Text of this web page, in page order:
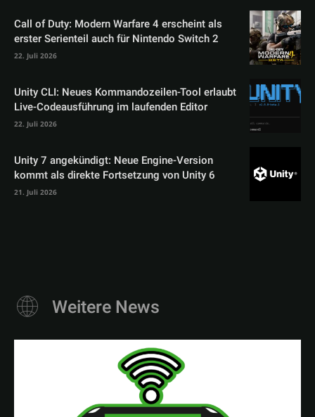
Call of Duty: Modern Warfare 4 erscheint als
erster Serienteil auch für Nintendo Switch 2
22. Juli 2026
Unity CLI: Neues Kommandozeilen-Tool erlaubt
Live-Codeausführung im laufenden Editor
22. Juli 2026
Unity 7 angekündigt: Neue Engine-Version
kommt als direkte Fortsetzung von Unity 6
21. Juli 2026
Weitere News